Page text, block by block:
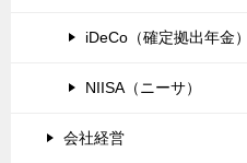
iDeCo（確定拠出年金）
NIISA（ニーサ）
会社経営